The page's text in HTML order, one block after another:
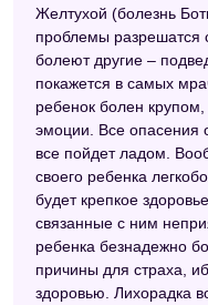
Желтухой (болезнь
проблемы разрешатся
болеют другие –
покажется в самых
ребенок болен
эмоции. Все опасения
все пойдет ладом.
своего ребенка
будет крепкое
связанные с ним
ребенка безнадежно
причины для страха,
здоровью. Лихорадка